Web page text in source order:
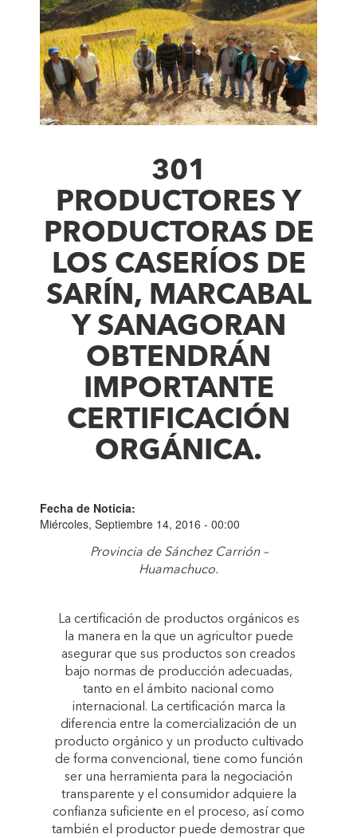
301
PRODUCTORES Y
PRODUCTORAS DE
LOS CASERÍOS DE
SARÍN, MARCABAL
Y SANAGORAN
OBTENDRÁN
IMPORTANTE
CERTIFICACIÓN
ORGÁNICA.
Fecha de Noticia:
Miércoles, Septiembre 14, 2016 - 00:00
Provincia de Sánchez Carrión –
Huamachuco.
La certificación de productos orgánicos es
la manera en la que un agricultor puede
asegurar que sus productos son creados
bajo normas de producción adecuadas,
tanto en el ámbito nacional como
internacional. La certificación marca la
diferencia entre la comercialización de un
producto orgánico y un producto cultivado
de forma convencional, tiene como función
ser una herramienta para la negociación
transparente y el consumidor adquiere la
confianza suficiente en el proceso, así como
también el productor puede demostrar que